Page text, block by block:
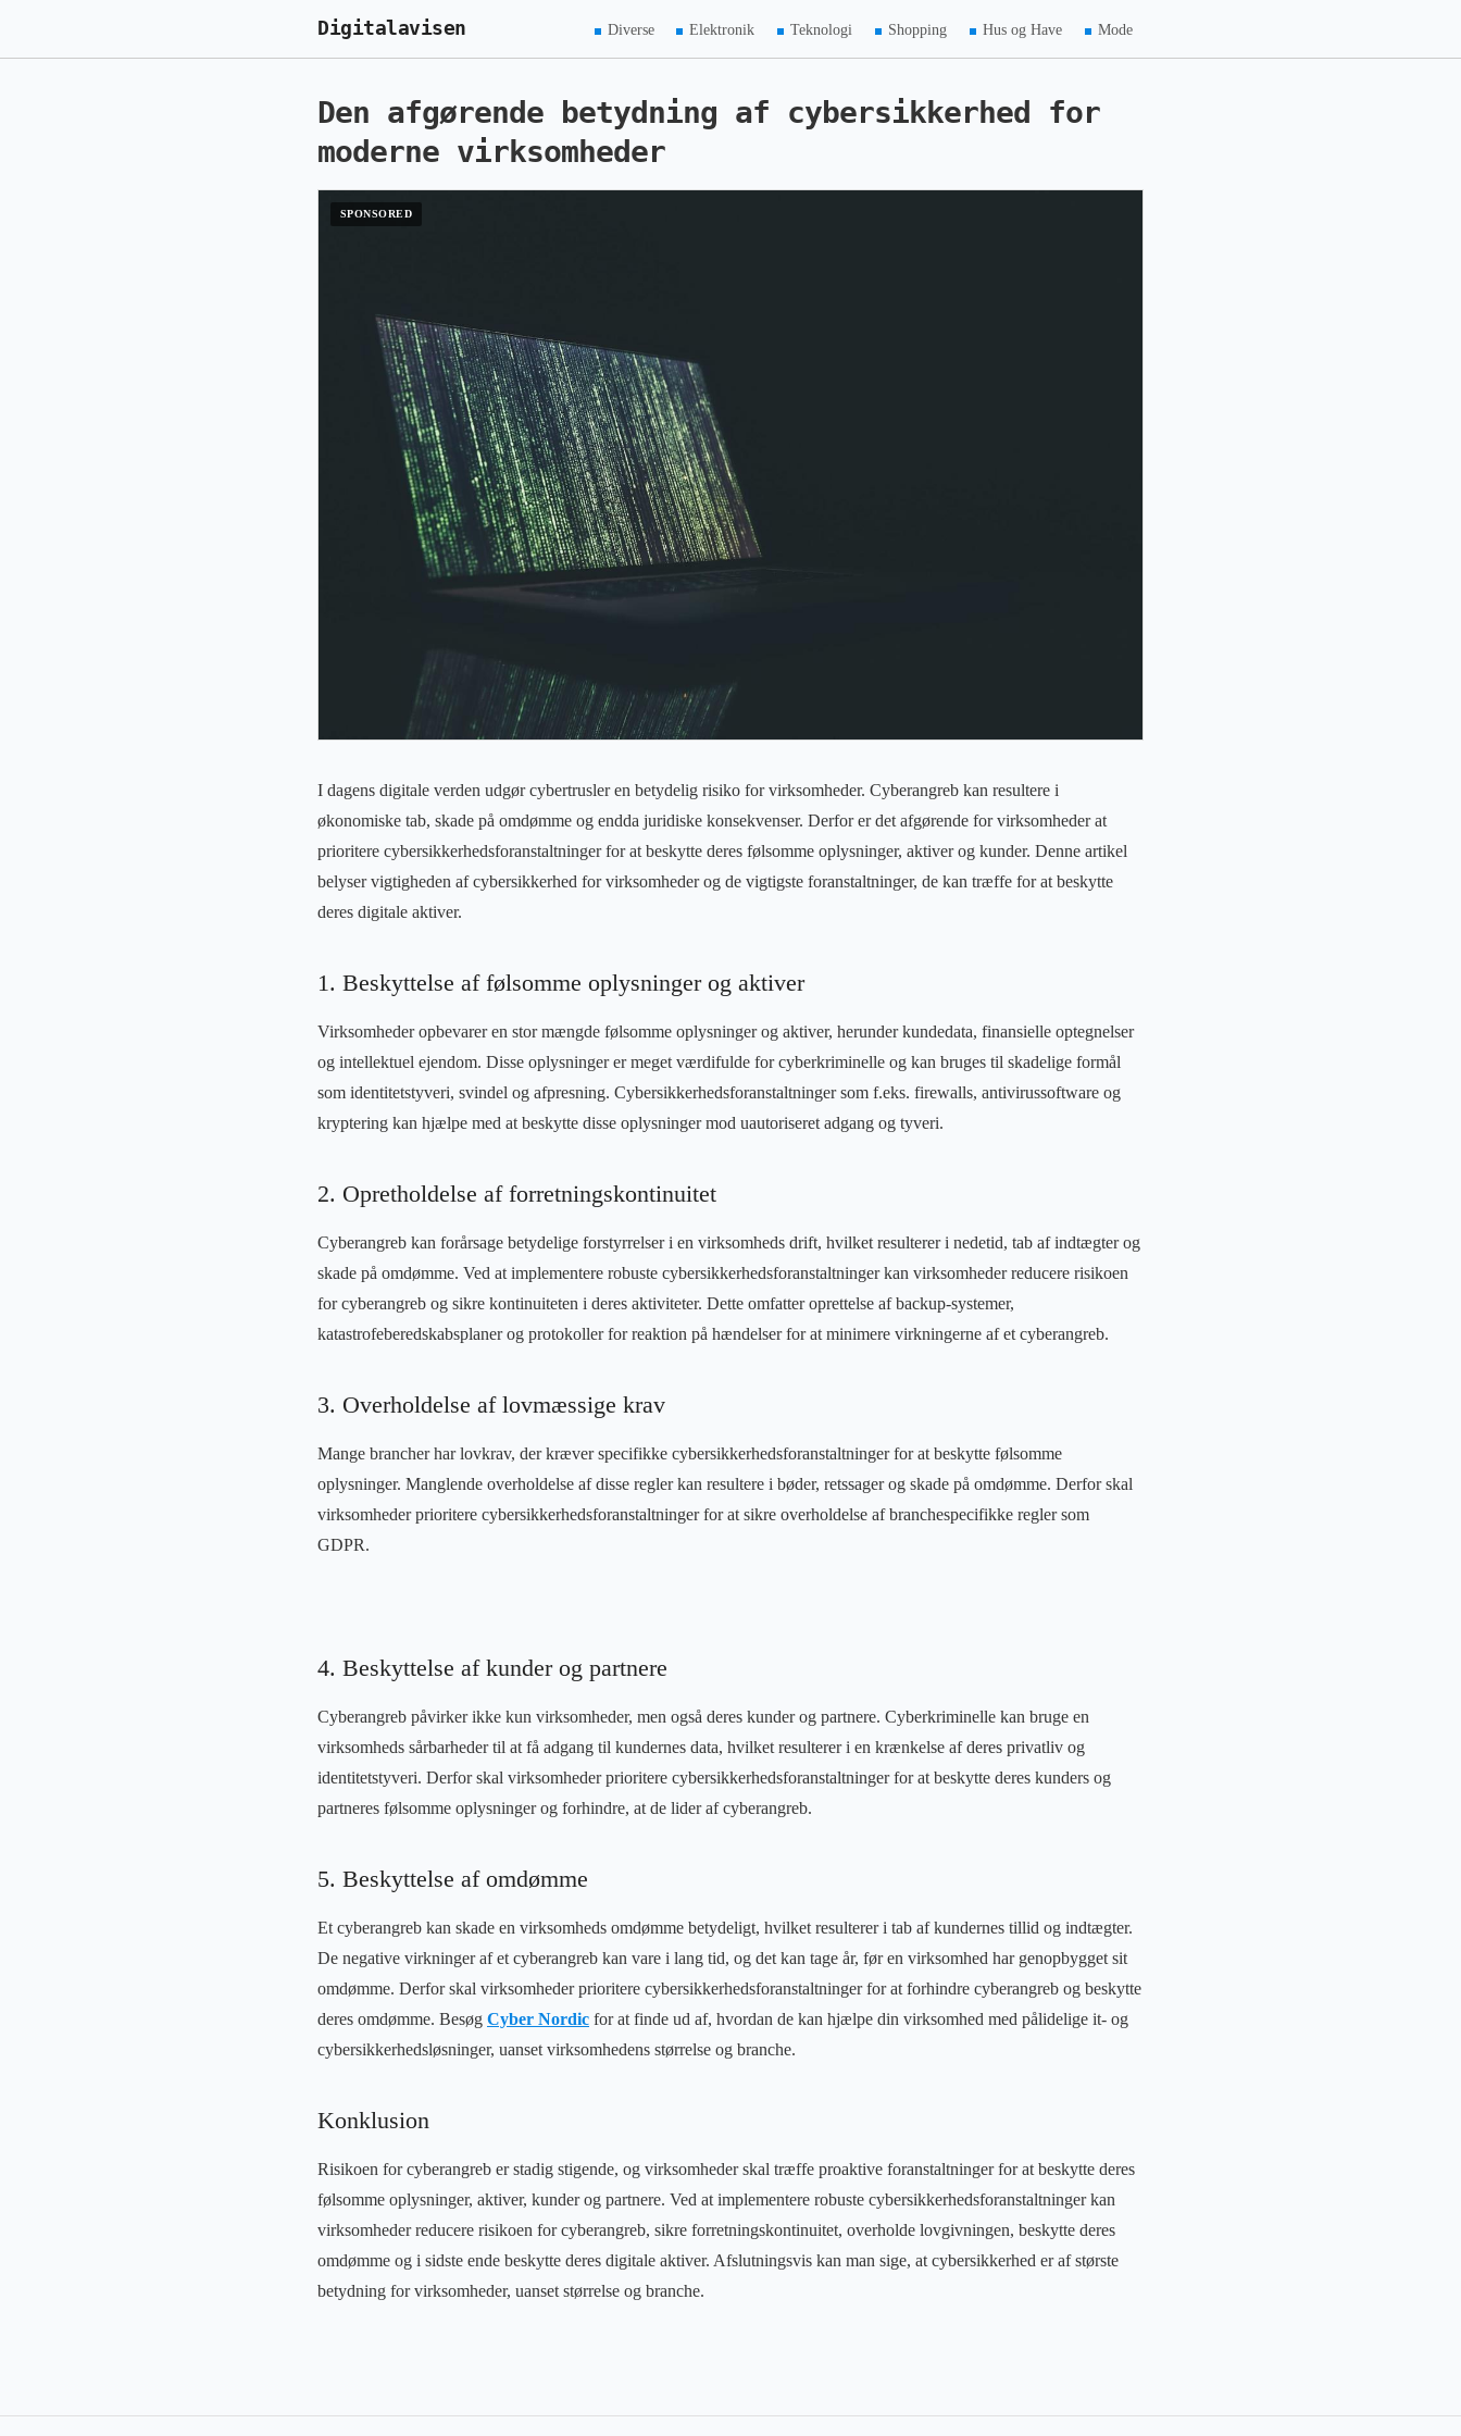
Digitalavisen Diverse Elektronik Teknologi Shopping Hus og Have Mode
Den afgørende betydning af cybersikkerhed for
moderne virksomheder
I dagens digitale verden udgør cybertrusler en betydelig risiko for virksomheder. Cyberangreb kan resultere i
økonomiske tab, skade på omdømme og endda juridiske konsekvenser. Derfor er det afgørende for virksomheder at
prioritere cybersikkerhedsforanstaltninger for at beskytte deres følsomme oplysninger, aktiver og kunder. Denne artikel
belyser vigtigheden af cybersikkerhed for virksomheder og de vigtigste foranstaltninger, de kan træffe for at beskytte
deres digitale aktiver.
1. Beskyttelse af følsomme oplysninger og aktiver
Virksomheder opbevarer en stor mængde følsomme oplysninger og aktiver, herunder kundedata, finansielle optegnelser
og intellektuel ejendom. Disse oplysninger er meget værdifulde for cyberkriminelle og kan bruges til skadelige formål
som identitetstyveri, svindel og afpresning. Cybersikkerhedsforanstaltninger som f.eks. firewalls, antivirussoftware og
kryptering kan hjælpe med at beskytte disse oplysninger mod uautoriseret adgang og tyveri.
2. Opretholdelse af forretningskontinuitet
Cyberangreb kan forårsage betydelige forstyrrelser i en virksomheds drift, hvilket resulterer i nedetid, tab af indtægter og
skade på omdømme. Ved at implementere robuste cybersikkerhedsforanstaltninger kan virksomheder reducere risikoen
for cyberangreb og sikre kontinuiteten i deres aktiviteter. Dette omfatter oprettelse af backup-systemer,
katastrofeberedskabsplaner og protokoller for reaktion på hændelser for at minimere virkningerne af et cyberangreb.
3. Overholdelse af lovmæssige krav
Mange brancher har lovkrav, der kræver specifikke cybersikkerhedsforanstaltninger for at beskytte følsomme
oplysninger. Manglende overholdelse af disse regler kan resultere i bøder, retssager og skade på omdømme. Derfor skal
virksomheder prioritere cybersikkerhedsforanstaltninger for at sikre overholdelse af branchespecifikke regler som
GDPR.
4. Beskyttelse af kunder og partnere
Cyberangreb påvirker ikke kun virksomheder, men også deres kunder og partnere. Cyberkriminelle kan bruge en
virksomheds sårbarheder til at få adgang til kundernes data, hvilket resulterer i en krænkelse af deres privatliv og
identitetstyveri. Derfor skal virksomheder prioritere cybersikkerhedsforanstaltninger for at beskytte deres kunders og
partneres følsomme oplysninger og forhindre, at de lider af cyberangreb.
5. Beskyttelse af omdømme
Et cyberangreb kan skade en virksomheds omdømme betydeligt, hvilket resulterer i tab af kundernes tillid og indtægter.
De negative virkninger af et cyberangreb kan vare i lang tid, og det kan tage år, før en virksomhed har genopbygget sit
omdømme. Derfor skal virksomheder prioritere cybersikkerhedsforanstaltninger for at forhindre cyberangreb og beskytte
deres omdømme. Besøg Cyber Nordic for at finde ud af, hvordan de kan hjælpe din virksomhed med pålidelige it- og
cybersikkerhedsløsninger, uanset virksomhedens størrelse og branche.
Konklusion
Risikoen for cyberangreb er stadig stigende, og virksomheder skal træffe proaktive foranstaltninger for at beskytte deres
følsomme oplysninger, aktiver, kunder og partnere. Ved at implementere robuste cybersikkerhedsforanstaltninger kan
virksomheder reducere risikoen for cyberangreb, sikre forretningskontinuitet, overholde lovgivningen, beskytte deres
omdømme og i sidste ende beskytte deres digitale aktiver. Afslutningsvis kan man sige, at cybersikkerhed er af største
betydning for virksomheder, uanset størrelse og branche.